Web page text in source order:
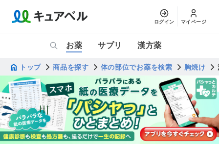
ログイン マイページ
お薬 サプリ 漢方薬
トップ 商品を探す 体の部位でお薬を検索 胸焼け